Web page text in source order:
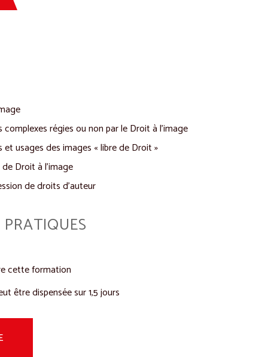
régies ou non par le Droit à l’image
usages des images « libre de Droit »
Droit à l’image
de droits d’auteur
cette formation
être dispensée sur 1,5 jours